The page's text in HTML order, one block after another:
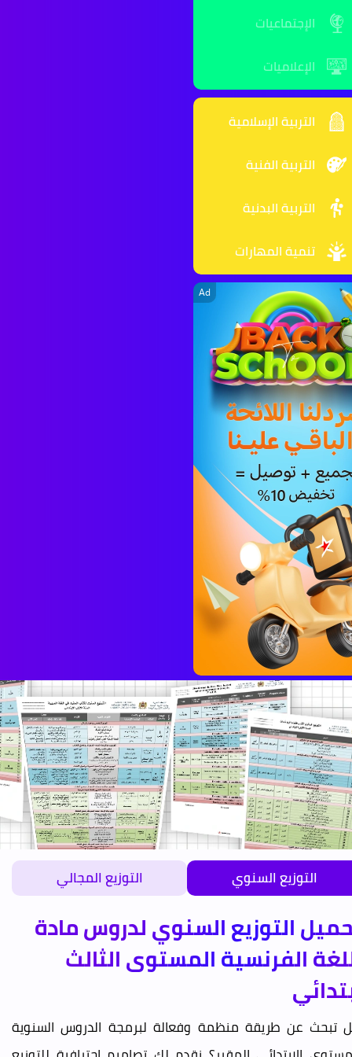
الإجتماعيات
الإعلاميات
التربية الإسلامية
التربية الفنية
التربية البدنية
تنمية المهارات
Ad
التوزيع السنوي التوزيع المجالي
التوزيع السنوي لدروس مادة
الفرنسية المستوى الثالث
تبحث عن طريقة منظمة وفعالة لبرمجة الدروس السنوية